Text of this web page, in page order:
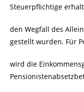
Steuerpflichtige
den Wegfall des
gestellt wurden. Für
wird die